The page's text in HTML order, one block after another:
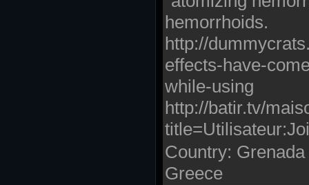
hemorrhoids.
http://
effects-have-
while-using
http://batir.tv/
Country:
Greece